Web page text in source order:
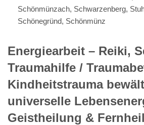
Schönmünzach, Schwarzenberg,
Schönegründ, Schönmünz
Energiearbeit – Reiki,
Traumahilfe /
Kindheitstrauma
universelle
Geistheilung &